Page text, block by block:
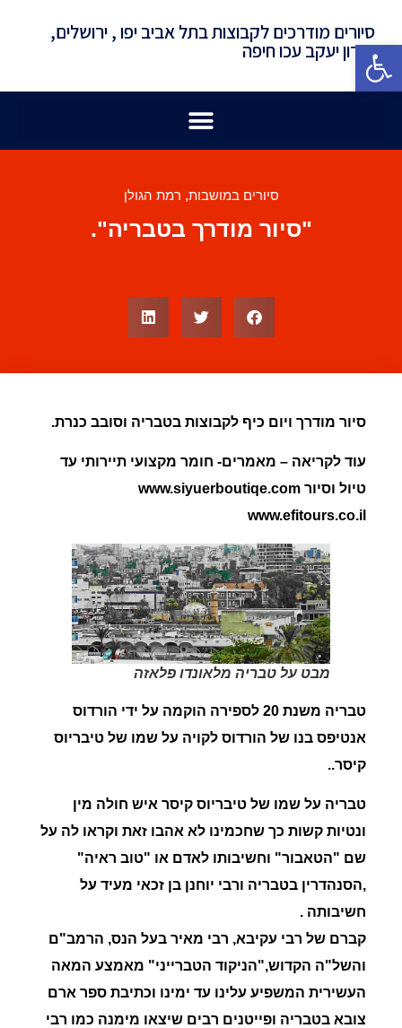
פתח סרגל נגישות
סיורים מודרכים לקבוצות בתל אביב יפו , ירושלים,
זכרון יעקב עכו חיפה
סיורים במושבות, רמת הגולן
"סיור מודרך בטבריה".
סיור מודרך ויום כיף לקבוצות בטבריה וסובב כנרת.
עוד לקריאה – מאמרים- חומר מקצועי תיירותי עד
טיול וסיור www.siyuerboutiqe.com
www.efitours.co.il
מבט על טבריה מלאונדו פלאזה
טבריה משנת 20 לספירה הוקמה על ידי
הורדוס
אנטיפס בנו של הורדוס לקויה על שמו של טיבריוס
קיסר..
טבריה על שמו של טיבריוס קיסר איש חולה מין
ונטיות קשות כך שחכמינו לא אהבו זאת וקראו לה על
שם "הטאבור" וחשיבותו לאדם או "טוב ראיה"
,הסנהדרין בטבריה ורבי יוחנן בן זכאי מעיד על
חשיבותה .
קברם של רבי עקיבא, רבי מאיר בעל הנס, הרמב"ם
והשל"ה הקדוש,"הניקוד הטברייני" מאמצע המאה
העשירית המשפיע עלינו עד ימינו וכתיבת ספר ארם
צובא בטבריה ופייטנים רבים שיצאו מימנה כמו רבי